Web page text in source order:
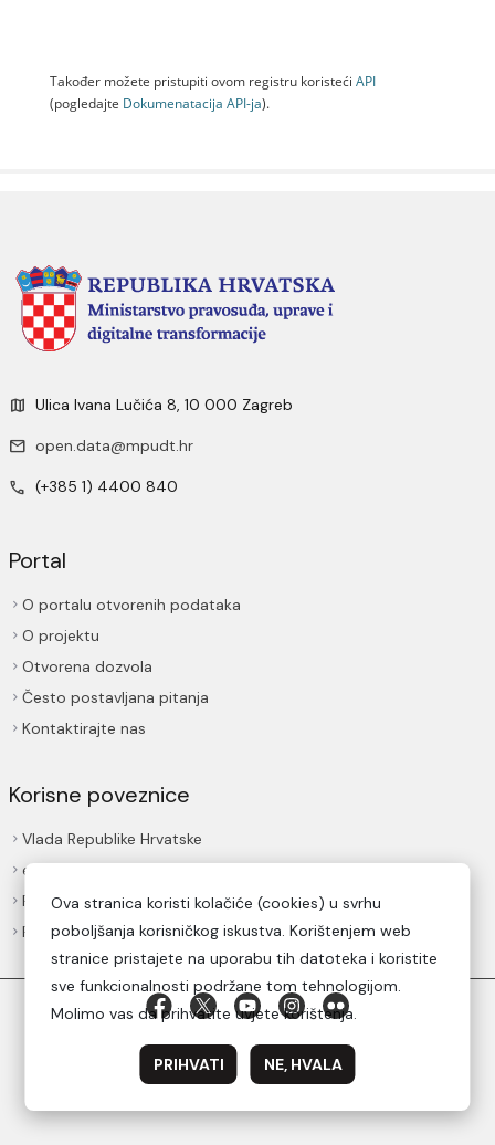
Također možete pristupiti ovom registru koristeći API
(pogledajte Dokumenаtаcijа API-jа).